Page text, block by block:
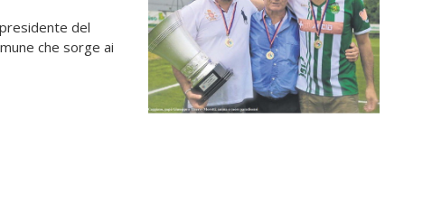
del
che sorge ai